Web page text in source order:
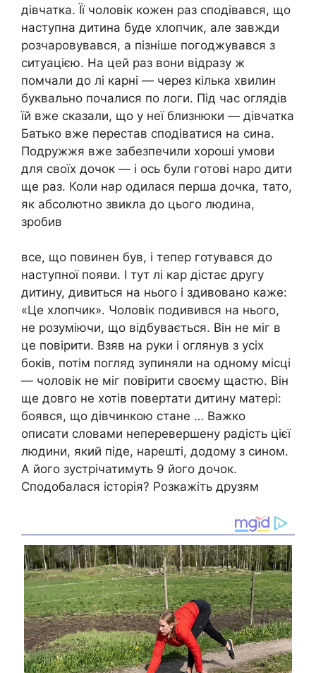
дівчатка. Її чоловік кожен раз сподівався, що
наступна дитина буде хлопчик, але завжди
розчаровувався, а пізніше погоджувався з
ситуацією. На цей раз вони відразу ж
помчали до лі карні — через кілька хвилин
буквально почалися по логи. Під час оглядів
їй вже сказали, що у неї близнюки — дівчатка
Батько вже перестав сподіватися на сина.
Подружжя вже забезпечили хороші умови
для своїх дочок — і ось були готові наро дити
ще раз. Коли нар одилася перша дочка, тато,
як абсолютно звикла до цього людина,
зробив
все, що повинен був, і тепер готувався до
наступної появи. І тут лі кар дістає другу
дитину, дивиться на нього і здивовано каже:
«Це хлопчик». Чоловік подивився на нього,
не розуміючи, що відбувається. Він не міг в
це повірити. Взяв на руки і оглянув з усіх
боків, потім погляд зупиняли на одному місці
— чоловік не міг повірити своєму щастю. Він
ще довго не хотів повертати дитину матері:
боявся, що дівчинкою стане … Важко
описати словами неперевершену радість цієї
людини, який піде, нарешті, додому з сином.
А його зустрічатимуть 9 його дочок.
Сподобалася історія? Розкажіть друзям